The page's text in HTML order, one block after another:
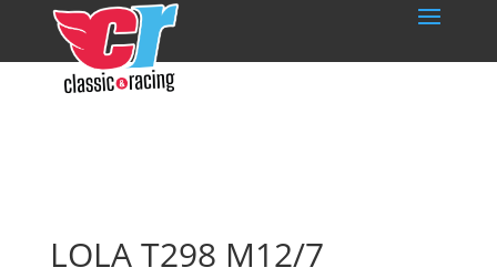
LOLA T298 M12/7